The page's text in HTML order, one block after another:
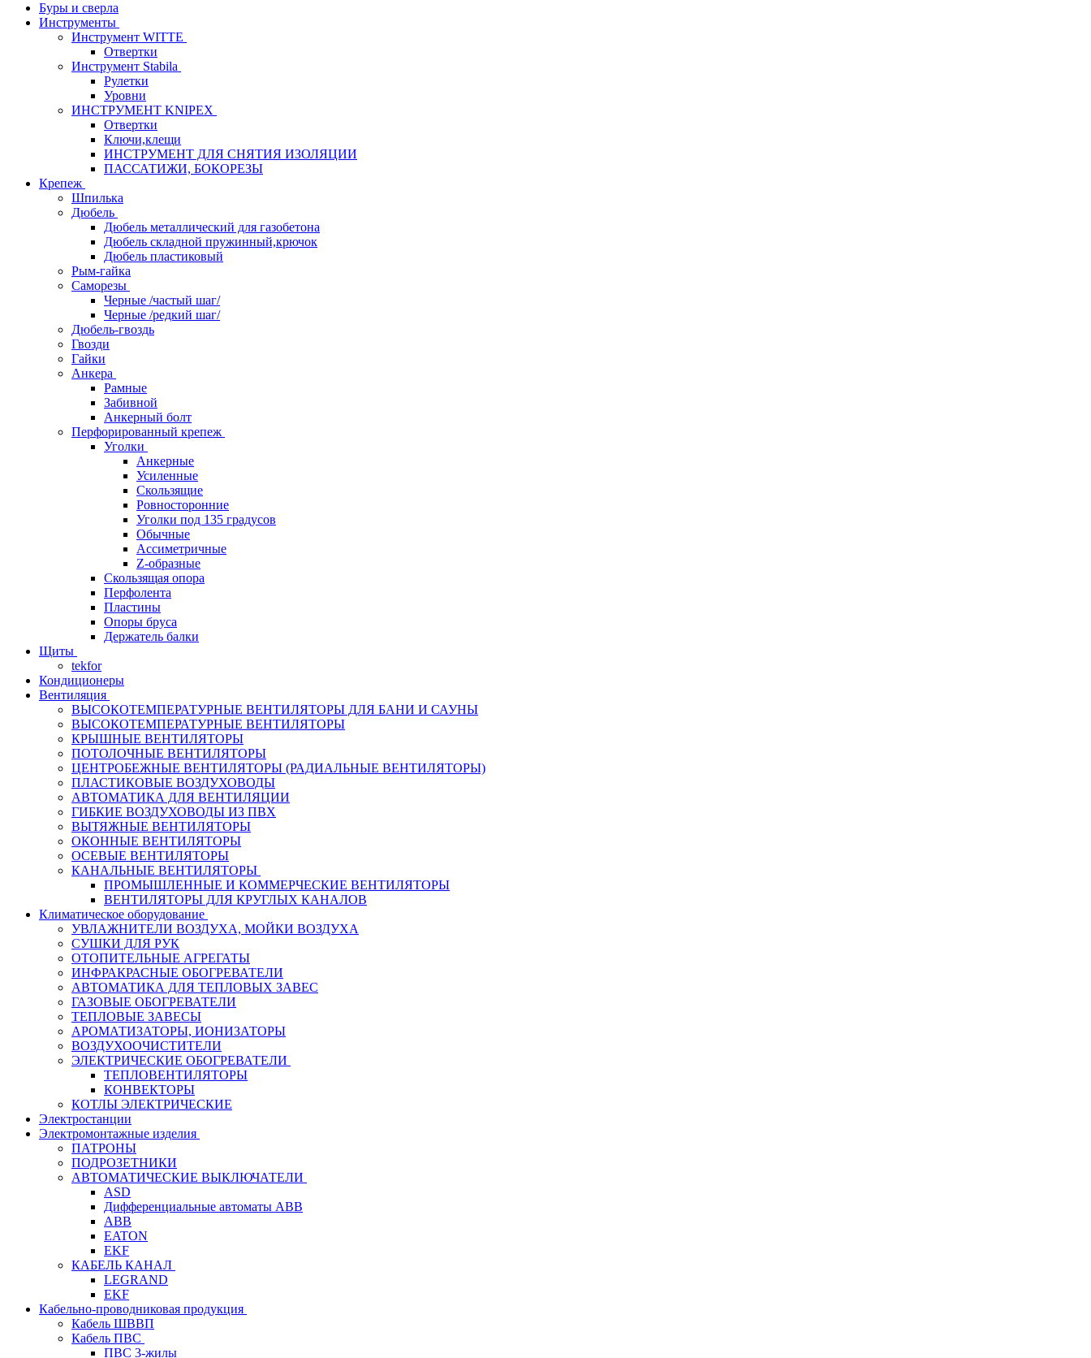
Буры и сверла
Инструменты
Инструмент WITTE
Отвертки
Инструмент Stabila
Рулетки
Уровни
ИНСТРУМЕНТ KNIPEX
Отвертки
Ключи,клещи
ИНСТРУМЕНТ ДЛЯ СНЯТИЯ ИЗОЛЯЦИИ
ПАССАТИЖИ, БОКОРЕЗЫ
Крепеж
Шпилька
Дюбель
Дюбель металлический для газобетона
Дюбель складной пружинный,крючок
Дюбель пластиковый
Рым-гайка
Саморезы
Черные /частый шаг/
Черные /редкий шаг/
Дюбель-гвоздь
Гвозди
Гайки
Анкера
Рамные
Забивной
Анкерный болт
Перфорированный крепеж
Уголки
Анкерные
Усиленные
Скользящие
Ровносторонние
Уголки под 135 градусов
Обычные
Ассиметричные
Z-образные
Скользящая опора
Перфолента
Пластины
Опоры бруса
Держатель балки
Щиты
tekfor
Кондиционеры
Вентиляция
ВЫСОКОТЕМПЕРАТУРНЫЕ ВЕНТИЛЯТОРЫ ДЛЯ БАНИ И САУНЫ
ВЫСОКОТЕМПЕРАТУРНЫЕ ВЕНТИЛЯТОРЫ
КРЫШНЫЕ ВЕНТИЛЯТОРЫ
ПОТОЛОЧНЫЕ ВЕНТИЛЯТОРЫ
ЦЕНТРОБЕЖНЫЕ ВЕНТИЛЯТОРЫ (РАДИАЛЬНЫЕ ВЕНТИЛЯТОРЫ)
ПЛАСТИКОВЫЕ ВОЗДУХОВОДЫ
АВТОМАТИКА ДЛЯ ВЕНТИЛЯЦИИ
ГИБКИЕ ВОЗДУХОВОДЫ ИЗ ПВХ
ВЫТЯЖНЫЕ ВЕНТИЛЯТОРЫ
ОКОННЫЕ ВЕНТИЛЯТОРЫ
ОСЕВЫЕ ВЕНТИЛЯТОРЫ
КАНАЛЬНЫЕ ВЕНТИЛЯТОРЫ
ПРОМЫШЛЕННЫЕ И КОММЕРЧЕСКИЕ ВЕНТИЛЯТОРЫ
ВЕНТИЛЯТОРЫ ДЛЯ КРУГЛЫХ КАНАЛОВ
Климатическое оборудование
УВЛАЖНИТЕЛИ ВОЗДУХА, МОЙКИ ВОЗДУХА
СУШКИ ДЛЯ РУК
ОТОПИТЕЛЬНЫЕ АГРЕГАТЫ
ИНФРАКРАСНЫЕ ОБОГРЕВАТЕЛИ
АВТОМАТИКА ДЛЯ ТЕПЛОВЫХ ЗАВЕС
ГАЗОВЫЕ ОБОГРЕВАТЕЛИ
ТЕПЛОВЫЕ ЗАВЕСЫ
АРОМАТИЗАТОРЫ, ИОНИЗАТОРЫ
ВОЗДУХООЧИСТИТЕЛИ
ЭЛЕКТРИЧЕСКИЕ ОБОГРЕВАТЕЛИ
ТЕПЛОВЕНТИЛЯТОРЫ
КОНВЕКТОРЫ
КОТЛЫ ЭЛЕКТРИЧЕСКИЕ
Электростанции
Электромонтажные изделия
ПАТРОНЫ
ПОДРОЗЕТНИКИ
АВТОМАТИЧЕСКИЕ ВЫКЛЮЧАТЕЛИ
ASD
Дифференциальные автоматы ABB
ABB
EATON
EKF
КАБЕЛЬ КАНАЛ
LEGRAND
EKF
Кабельно-проводниковая продукция
Кабель ШВВП
Кабель ПВС
ПВС 3-жилы